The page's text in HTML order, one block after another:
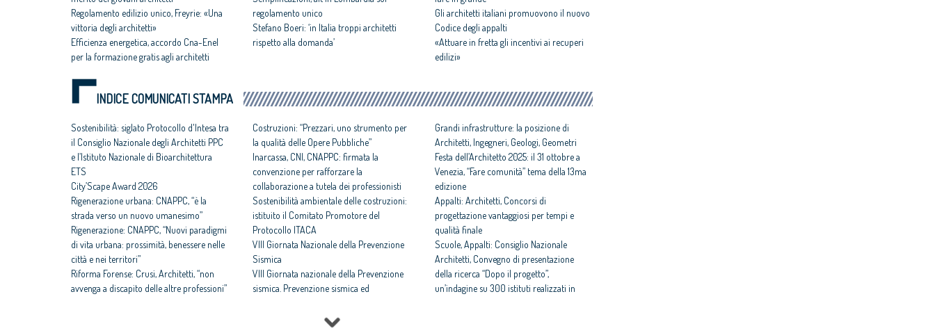
Regolamento edilizio unico, Freyrie: «Una
vittoria degli architetti»
Efficienza energetica, accordo Cna-Enel
per la formazione gratis agli architetti
regolamento unico
Stefano Boeri: ‘in Italia troppi architetti
rispetto alla domanda’
Gli architetti italiani promuovono il nuovo
Codice degli appalti
«Attuare in fretta gli incentivi ai recuperi
edilizi»
INDICE COMUNICATI STAMPA
Sostenibilità: siglato Protocollo d'Intesa tra
il Consiglio Nazionale degli Architetti PPC
e l’Istituto Nazionale di Bioarchitettura
ETS
City’Scape Award 2026
Rigenerazione urbana: CNAPPC, “è la
strada verso un nuovo umanesimo”
Rigenerazione: CNAPPC, “Nuovi paradigmi
di vita urbana: prossimità, benessere nelle
città e nei territori”
Riforma Forense: Crusi, Architetti, “non
avvenga a discapito delle altre professioni”
Costruzioni: “Prezzari, uno strumento per
la qualità delle Opere Pubbliche”
Inarcassa, CNI, CNAPPC: firmata la
convenzione per rafforzare la
collaborazione a tutela dei professionisti
Sostenibilità ambientale delle costruzioni:
istituito il Comitato Promotore del
Protocollo ITACA
VIII Giornata Nazionale della Prevenzione
Sismica
VIII Giornata nazionale della Prevenzione
sismica. Prevenzione sismica ed
Grandi infrastrutture: la posizione di
Architetti, Ingegneri, Geologi, Geometri
Festa dell’Architetto 2025: il 31 ottobre a
Venezia, “Fare comunità” tema della 13ma
edizione
Appalti: Architetti, Concorsi di
progettazione vantaggiosi per tempi e
qualità finale
Scuole, Appalti: Consiglio Nazionale
Architetti, Convegno di presentazione
della ricerca “Dopo il progetto”,
un’indagine su 300 istituti realizzati in